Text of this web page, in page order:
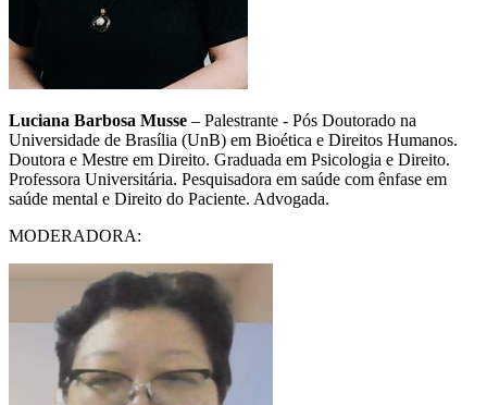
Luciana Barbosa Musse – Palestrante - Pós Doutorado na
Universidade de Brasília (UnB) em Bioética e Direitos Humanos.
Doutora e Mestre em Direito. Graduada em Psicologia e Direito.
Professora Universitária. Pesquisadora em saúde com ênfase em
saúde mental e Direito do Paciente. Advogada.
MODERADORA: